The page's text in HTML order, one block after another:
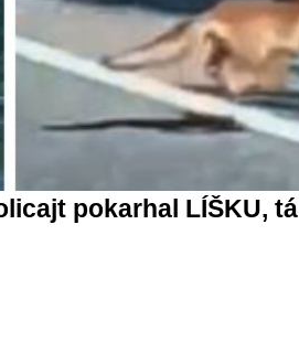
pokarhal LÍŠKU, tá